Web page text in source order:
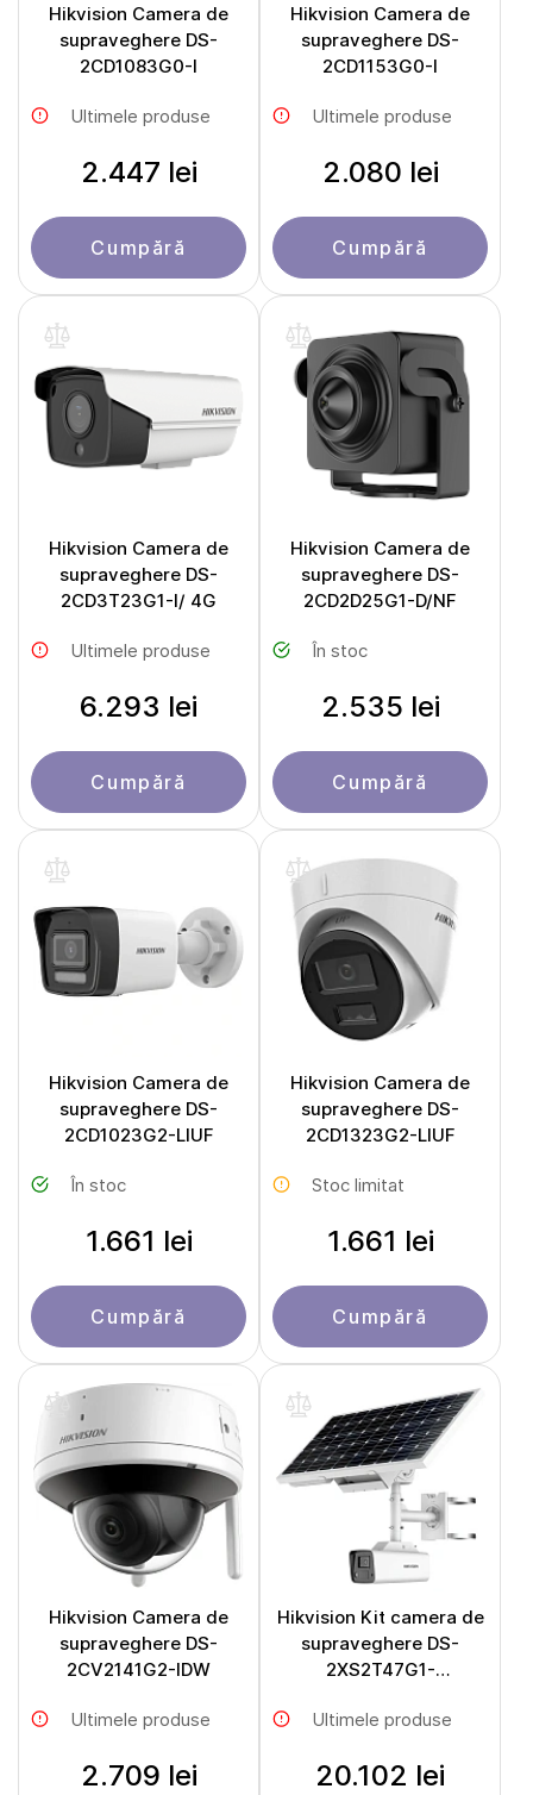
Hikvision Camera de
supraveghere DS-
2CD1083G0-I
Ultimele produse
2.447 lei
Cumpără
Hikvision Camera de
supraveghere DS-
2CD1153G0-I
Ultimele produse
2.080 lei
Cumpără
Hikvision Camera de
supraveghere DS-
2CD3T23G1-I/ 4G
Ultimele produse
6.293 lei
Cumpără
Hikvision Camera de
supraveghere DS-
2CD2D25G1-D/NF
În stoc
2.535 lei
Cumpără
Hikvision Camera de
supraveghere DS-
2CD1023G2-LIUF
În stoc
1.661 lei
Cumpără
Hikvision Camera de
supraveghere DS-
2CD1323G2-LIUF
Stoc limitat
1.661 lei
Cumpără
Hikvision Camera de
supraveghere DS-
2CV2141G2-IDW
Ultimele produse
2.709 lei
Hikvision Kit camera de
supraveghere DS-
2XS2T47G1-
panou solar
Ultimele produse
20.102 lei